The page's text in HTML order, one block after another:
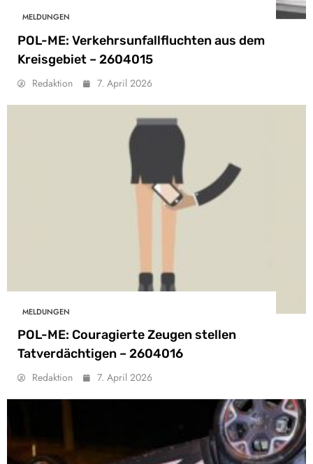
MELDUNGEN
POL-ME: Verkehrsunfallfluchten aus dem
Kreisgebiet – 2604015
Redaktion 7. April 2026
MELDUNGEN
POL-ME: Couragierte Zeugen stellen
Tatverdächtigen – 2604016
Redaktion 7. April 2026